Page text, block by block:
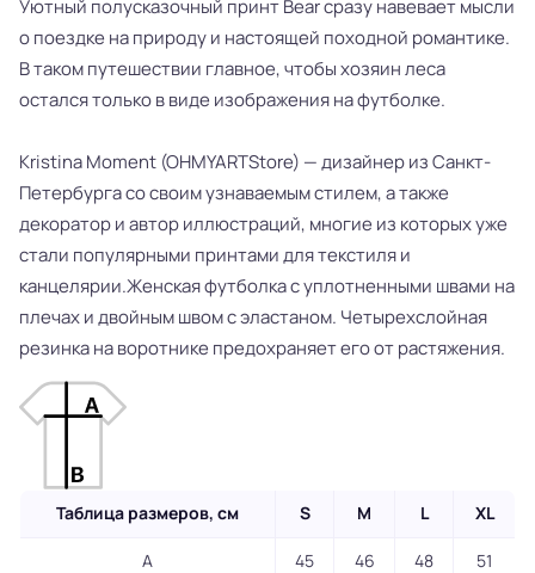
Уютный полусказочный принт Bear сразу навевает мысли
о поездке на природу и настоящей походной романтике.
В таком путешествии главное, чтобы хозяин леса
остался только в виде изображения на футболке.
Kristina Moment (OHMYARTStore) — дизайнер из Санкт-
Петербурга со своим узнаваемым стилем, а также
декоратор и автор иллюстраций, многие из которых уже
стали популярными принтами для текстиля и
канцелярии.Женская футболка с уплотненными швами на
плечах и двойным швом с эластаном. Четырехслойная
резинка на воротнике предохраняет его от растяжения.
Таблица размеров, см S M L XL
A 45 46 48 51